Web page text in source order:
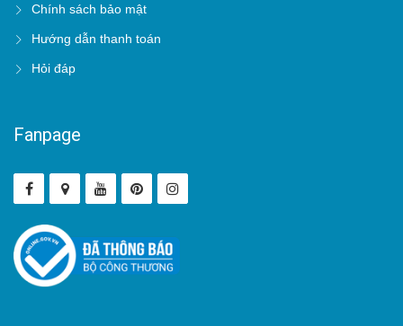
Chính sách bảo mật
Hướng dẫn thanh toán
Hỏi đáp
Fanpage